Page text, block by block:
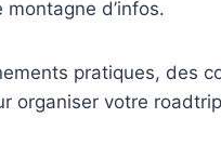
montagne d’infos.
pratiques, des
organiser votre